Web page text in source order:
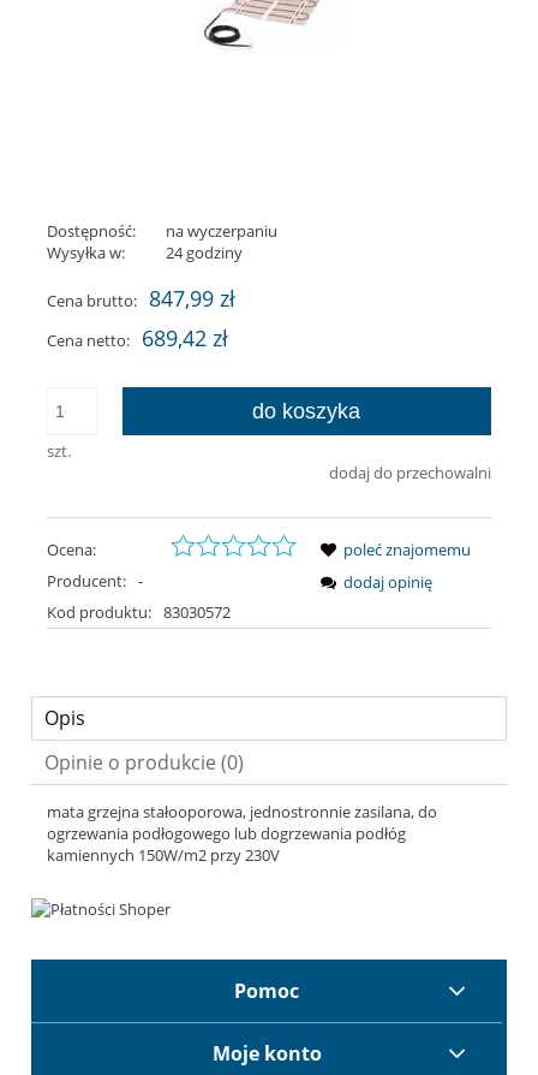
Dostępność:
na wyczerpaniu
Wysyłka w:
24 godziny
Cena brutto: 847,99 zł
Cena netto: 689,42 zł
szt.
do koszyka
dodaj do przechowalni
Ocena:
Producent: -
Kod produktu: 83030572
poleć znajomemu
dodaj opinię
Opis
Opinie o produkcie (0)
mata grzejna stałooporowa, jednostronnie zasilana, do
ogrzewania podłogowego lub dogrzewania podłóg
kamiennych 150W/m2 przy 230V
Pomoc
Moje konto